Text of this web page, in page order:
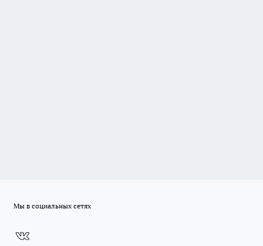
Мы в социальных сетях